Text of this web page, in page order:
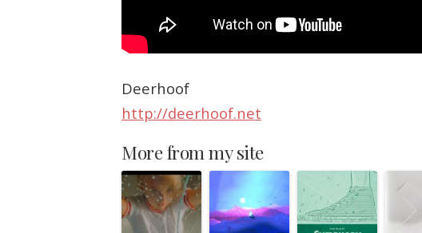
Deerhoof
http://deerhoof.net
More from my site